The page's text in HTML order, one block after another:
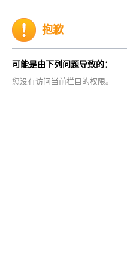
抱歉
可能是由下列问题导致的：
您没有访问当前栏目的权限。